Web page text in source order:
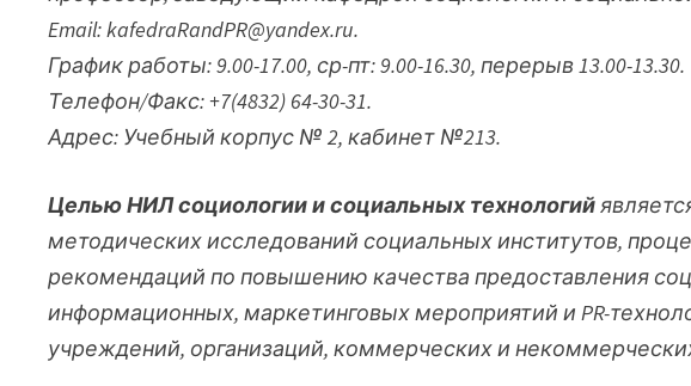
Email: kafedraRandPR@yandex.ru.
График работы: 9.00-17.00, ср-пт: 9.00-16.30, перерыв 13.00-13.30.
Телефон/Факс: +7(4832) 64-30-31.
Адрес: Учебный корпус № 2, кабинет №213.
Целью НИЛ социологии и социальных технологий
методических исследований социальных институтов,
рекомендаций по повышению качества предоставления
информационных, маркетинговых мероприятий и PR-
учреждений, организаций, коммерческих и